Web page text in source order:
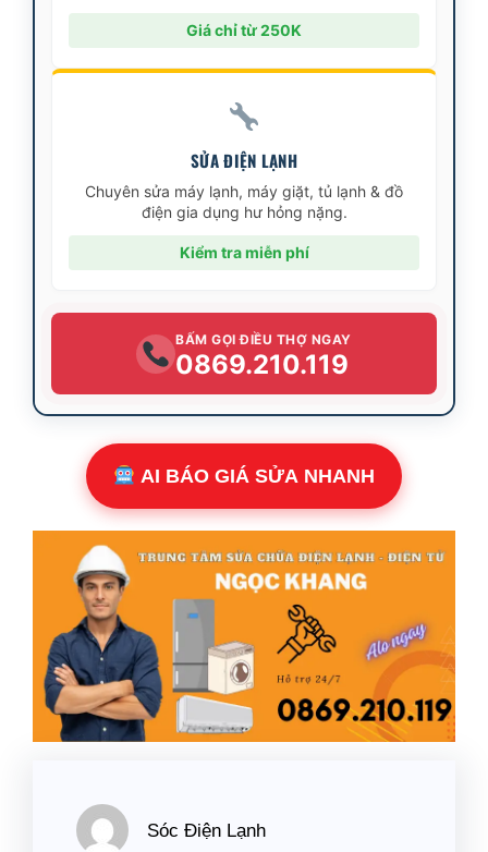
Giá chỉ từ 250K
SỬA ĐIỆN LẠNH
Chuyên sửa máy lạnh, máy giặt, tủ lạnh & đồ
điện gia dụng hư hỏng nặng.
Kiểm tra miễn phí
BẤM GỌI ĐIỀU THỢ NGAY
0869.210.119
AI BÁO GIÁ SỬA NHANH
Sóc Điện Lạnh